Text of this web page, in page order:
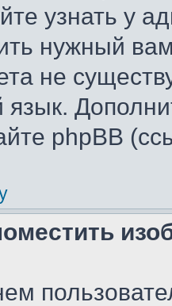
узнать у
нужный
не
язык.
phpBB